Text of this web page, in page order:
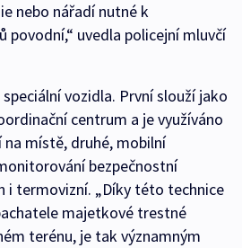
nebo nářadí nutné k
povodní,“ uvedla policejní mluvčí
vozidla. První slouží jako
centrum a je využíváno
místě, druhé, mobilní
bezpečnostní
i termovizní. „Díky této technice
majetkové trestné
terénu, je tak významným